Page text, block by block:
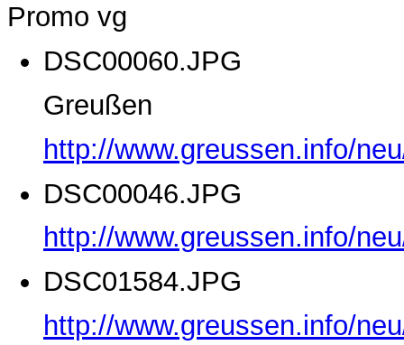
Promo vg
DSC00060.JPG
Greußen
http://www.greussen.info/
DSC00046.JPG
http://www.greussen.info/
DSC01584.JPG
http://www.greussen.info/